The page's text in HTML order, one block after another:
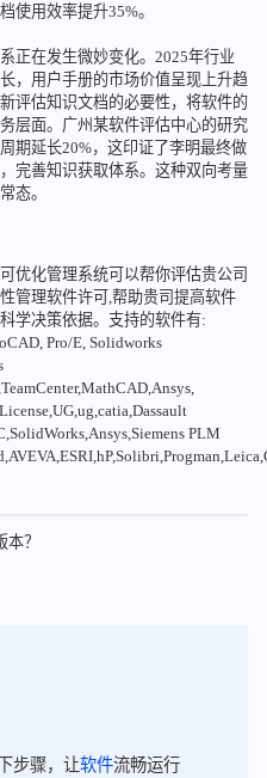
使用效率提升35%。
正在发生微妙变化。2025年行业
，用户手册的市场价值呈现上升趋
评估知识文档的必要性，将软件的
层面。广州某软件评估中心的研究
期延长20%，这印证了李明最终做
完善知识获取体系。这种双向考量
态。
优化管理系统可以帮你评估贵公司
管理软件许可,帮助贵司提高软件
学决策依据。支持的软件有:
Pro/E, Solidworks
PLM
？
步骤，让软件流畅运行